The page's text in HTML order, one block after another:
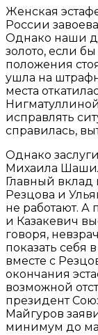
Женская
России
Однако наши
золото, если
положения
ушла на
места
исправлять
справилась,
Однако
Михаила
Главный вклад
Резцова и
не работают.
и Казакевич
говоря,
показать себя
вместе с
окончания
возможной
президент
Майгуров
минимум до